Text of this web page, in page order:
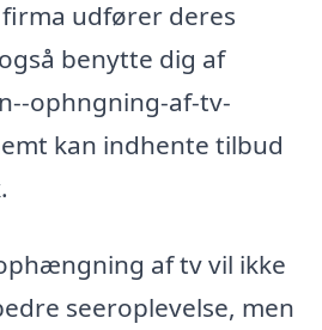
udfører deres
benytte dig af
ophngning-af-tv-
kan indhente tilbud
af tv vil ikke
seeroplevelse, men